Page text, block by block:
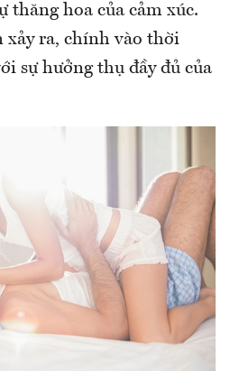
thăng hoa của cảm xúc.
xảy ra, chính vào thời
sự hưởng thụ đầy đủ của